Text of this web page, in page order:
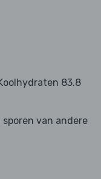
83.8
sporen van andere